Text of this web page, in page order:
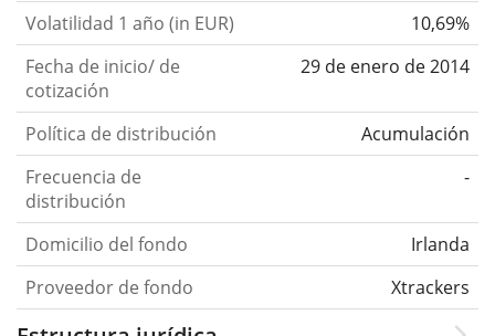
Volatilidad 1 año (in EUR)
10,69%
Fecha de inicio/ de
cotización
29 de enero de 2014
Política de distribución
Acumulación
Frecuencia de
distribución
-
Domicilio del fondo
Irlanda
Proveedor de fondo
Xtrackers